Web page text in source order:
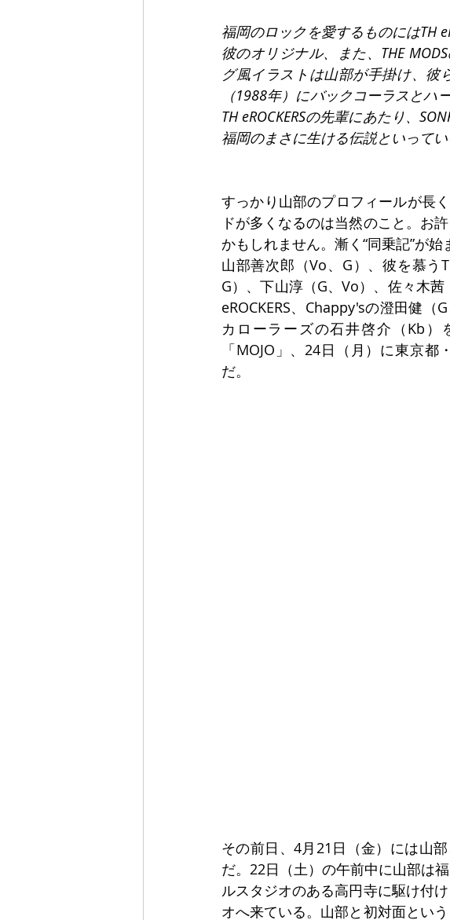
福岡のロックを愛するものにはTH
彼のオリジナル、また、THE
グ風イラストは山部が手掛け、彼
（1988年）にバックコーラスとハ
TH eROCKERSの先輩にあたり、
福岡のまさに生ける伝説といってい
すっかり山部のプロフィールが長
ドが多くなるのは当然のこと。お
かもしれません。漸く“同乗記”が
山部善次郎（Vo、G）、彼を慕う
G）、下山淳（G、Vo）、佐々木
eROCKERS、Chappy'sの澄田健
カローラーズの石井啓介（Kb
「MOJO」、24日（月）に東京
だ。
その前日、4月21日（金）には山
だ。22日（土）の午前中に山部は
ルスタジオのある高円寺に駆け付
オへ来ている。山部と初対面とい